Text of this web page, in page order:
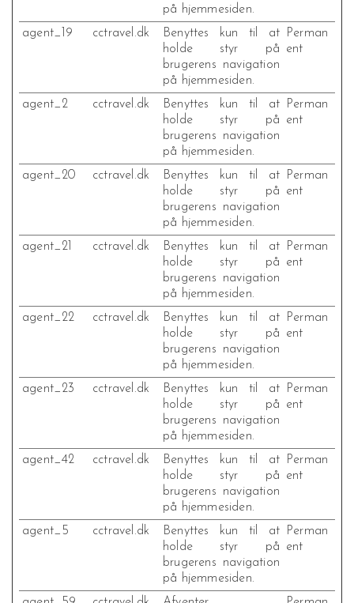
på hjemmesiden.
agent_19 cctravel.dk
Benyttes kun til at
holde styr på
brugerens navigation
på hjemmesiden.
Perman
ent
agent_2 cctravel.dk
Benyttes kun til at
holde styr på
brugerens navigation
på hjemmesiden.
Perman
ent
agent_20 cctravel.dk
Benyttes kun til at
holde styr på
brugerens navigation
på hjemmesiden.
Perman
ent
agent_21 cctravel.dk
Benyttes kun til at
holde styr på
brugerens navigation
på hjemmesiden.
Perman
ent
agent_22 cctravel.dk
Benyttes kun til at
holde styr på
brugerens navigation
på hjemmesiden.
Perman
ent
agent_23 cctravel.dk
Benyttes kun til at
holde styr på
brugerens navigation
på hjemmesiden.
Perman
ent
agent_42 cctravel.dk
Benyttes kun til at
holde styr på
brugerens navigation
på hjemmesiden.
Perman
ent
agent_5 cctravel.dk
Benyttes kun til at
holde styr på
brugerens navigation
på hjemmesiden.
Perman
ent